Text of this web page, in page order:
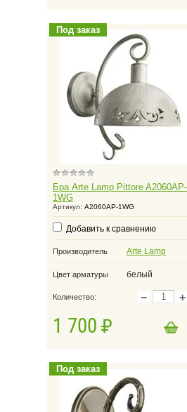
Под заказ
Бра Arte Lamp Pittore A2060AP-
1WG
Артикул: A2060AP-1WG
Добавить к сравнению
Производитель Arte Lamp
Цвет арматуры белый
Количество: − +
1 700
Добавить в корзину
Под заказ